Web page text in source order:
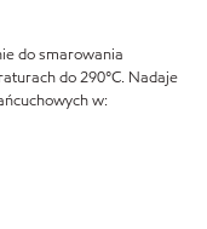
do smarowania
do 290°C. Nadaje
w: